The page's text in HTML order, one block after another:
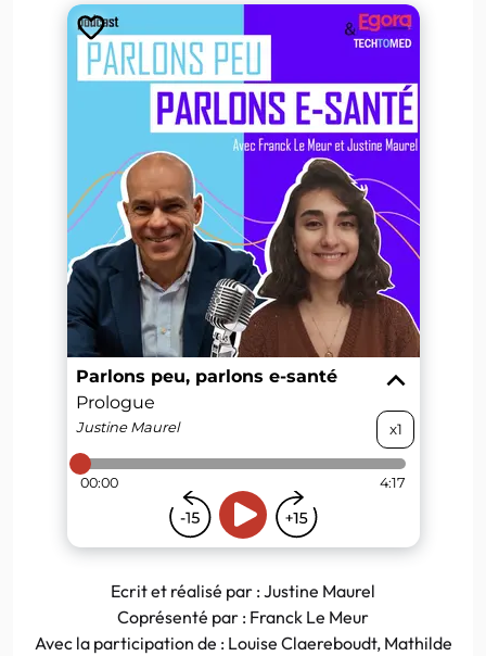
Ecrit et réalisé par : Justine Maurel
Coprésenté par : Franck Le Meur
Avec la participation de : Louise Claereboudt, Mathilde